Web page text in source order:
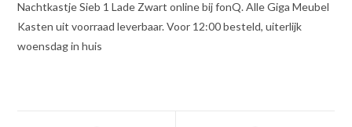
Nachtkastje Sieb 1 Lade Zwart online bij fonQ. Alle Giga Meubel
Kasten uit voorraad leverbaar. Voor 12:00 besteld, uiterlijk
woensdag in huis